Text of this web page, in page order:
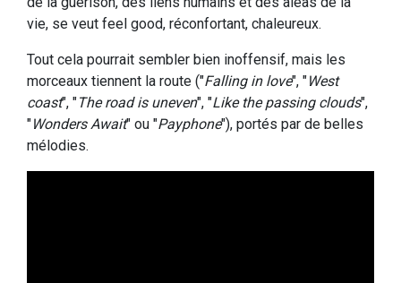
vie, se veut feel good, réconfortant, chaleureux.
Tout cela pourrait sembler bien inoffensif, mais les
morceaux tiennent la route ("Falling in love", "West
coast", "The road is uneven", "Like the passing clouds",
"Wonders Await" ou "Payphone"), portés par de belles
mélodies.